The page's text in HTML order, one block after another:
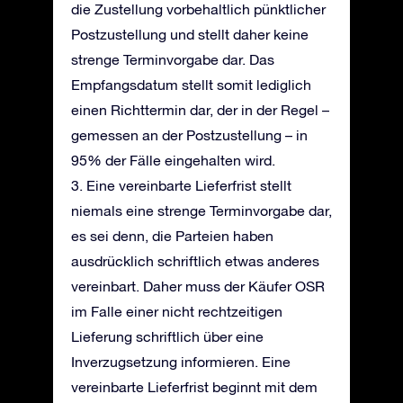
die Zustellung vorbehaltlich pünktlicher
Postzustellung und stellt daher keine
strenge Terminvorgabe dar. Das
Empfangsdatum stellt somit lediglich
einen Richttermin dar, der in der Regel –
gemessen an der Postzustellung – in
95% der Fälle eingehalten wird.
3. Eine vereinbarte Lieferfrist stellt
niemals eine strenge Terminvorgabe dar,
es sei denn, die Parteien haben
ausdrücklich schriftlich etwas anderes
vereinbart. Daher muss der Käufer OSR
im Falle einer nicht rechtzeitigen
Lieferung schriftlich über eine
Inverzugsetzung informieren. Eine
vereinbarte Lieferfrist beginnt mit dem